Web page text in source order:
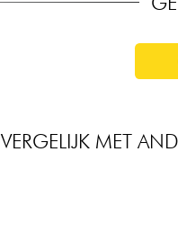
VERGELIJK MET